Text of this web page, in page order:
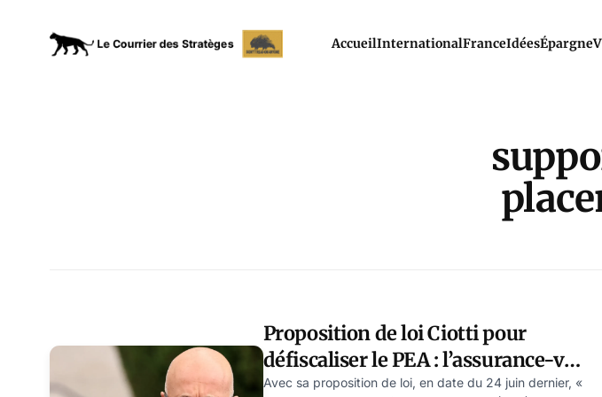
AccueilInternationalFranceIdéesÉpargne
Proposition de loi Ciotti pour
défiscaliser le PEA : l’assurance-vie
menacée ?
Avec sa proposition de loi, en date du 24 juin dernier, «